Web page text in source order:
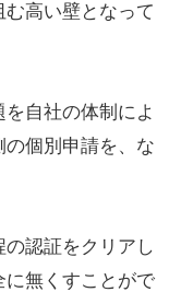
高い壁となって
自社の体制によ
個別申請を、な
認証をクリアし
に無くすことがで